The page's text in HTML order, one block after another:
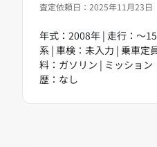
査定依頼日：2025年11月23日
年式：2008年 | 走行：～
系 | 車検：未入力 | 乗車定
料：ガソリン | ミッション
歴：なし